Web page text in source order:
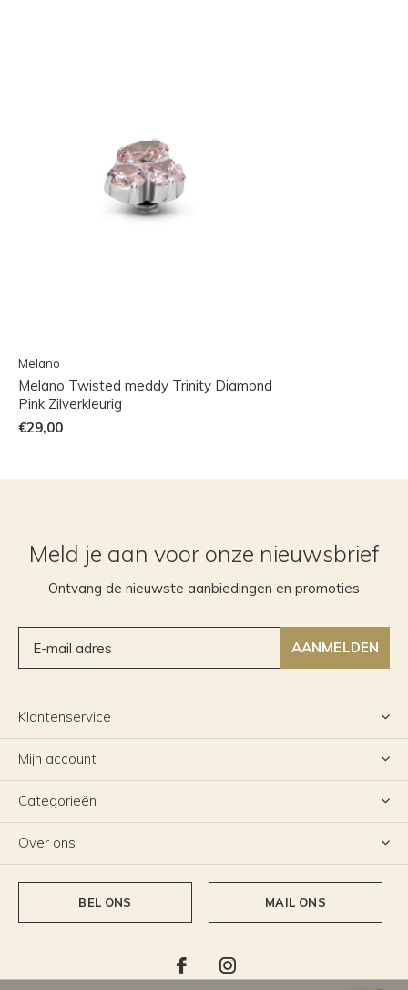
Melano
Melano Twisted meddy Trinity Diamond
Pink Zilverkleurig
€29,00
Meld je aan voor onze nieuwsbrief
Ontvang de nieuwste aanbiedingen en promoties
AANMELDEN
Klantenservice
Mijn account
Categorieën
Over ons
BEL ONS MAIL ONS